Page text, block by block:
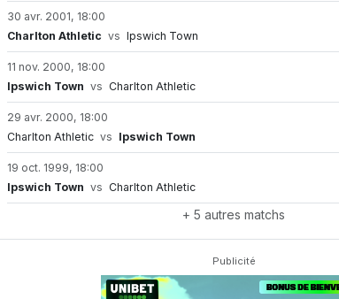
30 avr. 2001, 18:00
Charlton Athletic vs Ipswich Town
11 nov. 2000, 18:00
Ipswich Town vs Charlton Athletic
29 avr. 2000, 18:00
Charlton Athletic vs Ipswich Town
19 oct. 1999, 18:00
Ipswich Town vs Charlton Athletic
+ 5 autres matchs
Publicité